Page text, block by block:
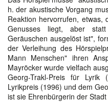
h. der akustische Vorgang
Reaktion hervorrufen, etwas,
Genusses liegt, aber
Geräuschen ausgelöst ist",
der Verleihung des
Mann Menschen" ihren
Mayröcker wurde vielfach
Georg-Trakl-Preis für Lyrik
Lyrikpreis (1996) und dem
ist sie Ehrenbürgerin der Stadt